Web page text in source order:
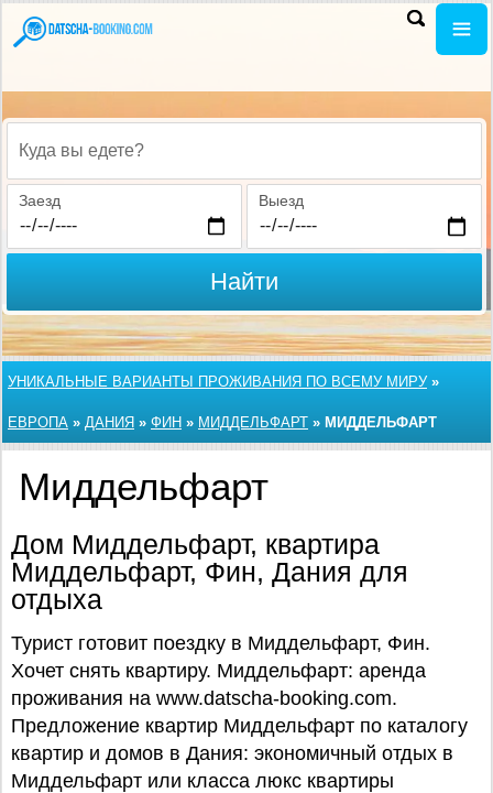
Куда вы едете?
Заезд Выезд
Найти
УНИКАЛЬНЫЕ ВАРИАНТЫ ПРОЖИВАНИЯ ПО ВСЕМУ МИРУ»
ЕВРОПА » ДАНИЯ » ФИН » МИДДЕЛЬФАРТ » МИДДЕЛЬФАРТ
Миддельфарт
Дом Миддельфарт, квартира
Миддельфарт, Фин, Дания для
отдыха
Турист готовит поездку в Миддельфарт, Фин.
Хочет снять квартиру. Миддельфарт: аренда
проживания на www.datscha-booking.com.
Предложение квартир Миддельфарт по каталогу
квартир и домов в Дания: экономичный отдых в
Миддельфарт или класса люкс квартиры